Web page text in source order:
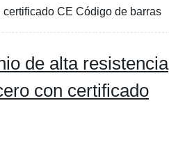
CE Código de barras
de alta resistencia
con certificado